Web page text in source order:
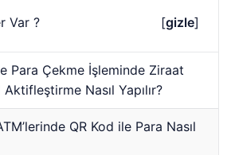
Var ? [gizle]
Para Çekme İşleminde Ziraat
Aktifleştirme Nasıl Yapılır?
QR Kod ile Para Nasıl